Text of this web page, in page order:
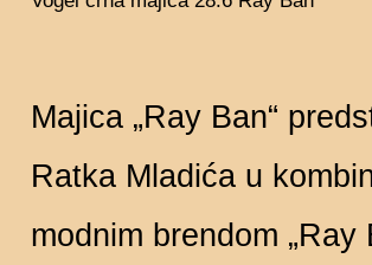
Majica „Ray Ban“
Ratka Mladića u
modnim brendom „Ray